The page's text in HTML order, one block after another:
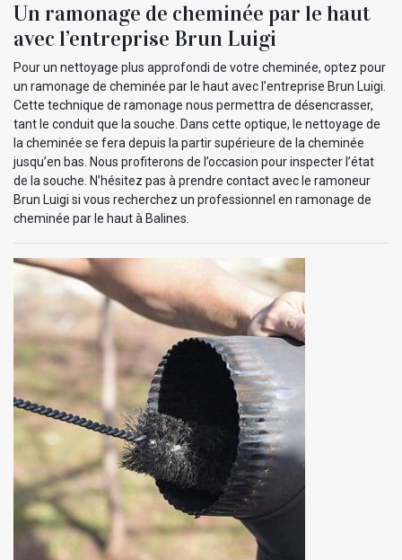
Un ramonage de cheminée par le haut
avec l’entreprise Brun Luigi
Pour un nettoyage plus approfondi de votre cheminée, optez pour
un ramonage de cheminée par le haut avec l’entreprise Brun Luigi.
Cette technique de ramonage nous permettra de désencrasser,
tant le conduit que la souche. Dans cette optique, le nettoyage de
la cheminée se fera depuis la partir supérieure de la cheminée
jusqu’en bas. Nous profiterons de l’occasion pour inspecter l’état
de la souche. N’hésitez pas à prendre contact avec le ramoneur
Brun Luigi si vous recherchez un professionnel en ramonage de
cheminée par le haut à Balines.